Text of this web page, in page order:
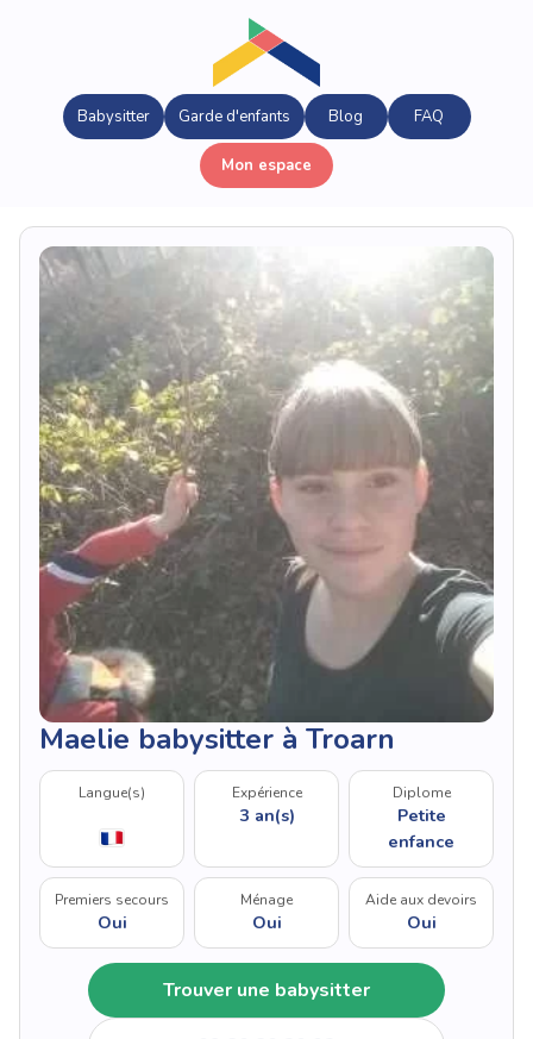
Babysitter Garde d'enfants Blog FAQ
Mon espace
Maelie babysitter à Troarn
Langue(s) Expérience
3 an(s)
Diplome
Petite
enfance
Premiers secours
Oui
Ménage
Oui
Aide aux devoirs
Oui
Trouver une babysitter